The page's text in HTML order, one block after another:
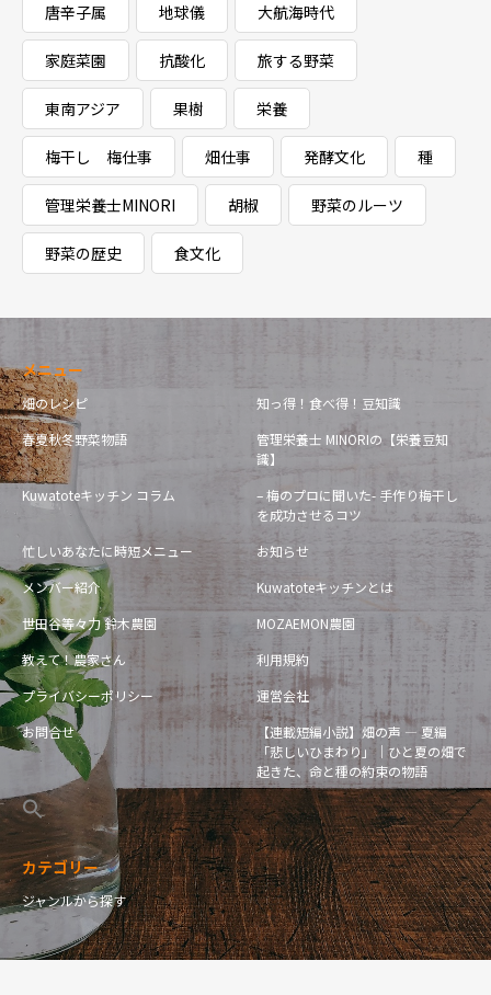
唐辛子属 地球儀 大航海時代
家庭菜園 抗酸化 旅する野菜
東南アジア 果樹 栄養
梅干し 梅仕事 畑仕事 発酵文化 種
管理栄養士MINORI 胡椒 野菜のルーツ
野菜の歴史 食文化
メニュー
畑のレシピ
知っ得！食べ得！豆知識
春夏秋冬野菜物語
管理栄養士 MINORIの【栄養豆知
識】
Kuwatoteキッチン コラム
– 梅のプロに聞いた- 手作り梅干し
を成功させるコツ
忙しいあなたに時短メニュー
お知らせ
メンバー紹介
Kuwatoteキッチンとは
世田谷等々力 鈴木農園
MOZAEMON農園
教えて！農家さん
利用規約
プライバシーポリシー
運営会社
お問合せ
【連載短編小説】畑の声 — 夏編
「悲しいひまわり」｜ひと夏の畑で
起きた、命と種の約束の物語
カテゴリー
ジャンルから探す